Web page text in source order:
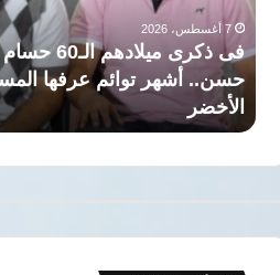
وإبراهيم
غلاء
جديدة
بعد
زيادة
تذاكر
الطيران..
7 أغسطس، 2026
مصر..عمرة المولد النبوي
غلاء جديدة بعد زيادة
ومطالب بالتدخل